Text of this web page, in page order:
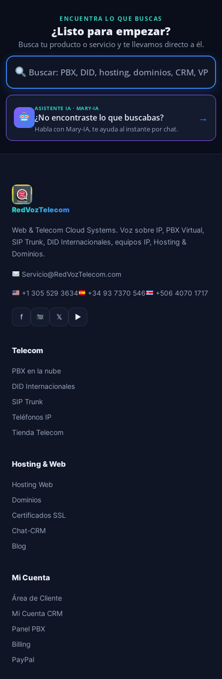
ENCUENTRA LO QUE BUSCAS
¿Listo para empezar?
Busca tu producto o servicio y te llevamos directo a él.
ASISTENTE IA · MARY-IA
¿No encontraste lo que buscabas?
Habla con Mary-IA, te ayuda al instante por chat.
→
RedVozTelecom
Web & Telecom Cloud Systems. Voz sobre IP, PBX Virtual,
SIP Trunk, DID Internacionales, equipos IP, Hosting &
Dominios.
Servicio@RedVozTelecom.com
+1 305 529 3634 +34 93 7370 546 +506 4070 1717
f 𝕏 ▶
Telecom
PBX en la nube
DID Internacionales
SIP Trunk
Teléfonos IP
Tienda Telecom
Hosting & Web
Hosting Web
Dominios
Certificados SSL
Chat-CRM
Blog
Mi Cuenta
Área de Cliente
Mi Cuenta CRM
Panel PBX
Billing
PayPal